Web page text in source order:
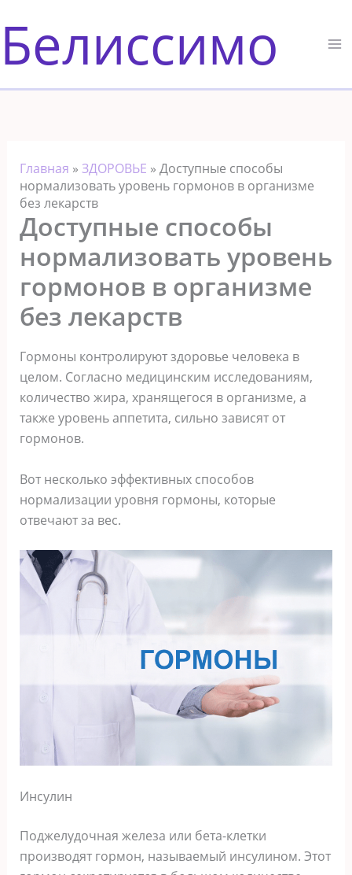
к
содержимому
Белиссимо
Главная » ЗДОРОВЬЕ » Доступные способы
нормализовать уровень гормонов в организме
без лекарств
Доступные способы
нормализовать уровень
гормонов в организме
без лекарств
Гормоны контролируют здоровье человека в
целом. Согласно медицинским исследованиям,
количество жира, хранящегося в организме, а
также уровень аппетита, сильно зависят от
гормонов.
Вот несколько эффективных способов
нормализации уровня гормоны, которые
отвечают за вес.
Инсулин
Поджелудочная железа или бета-клетки
производят гормон, называемый инсулином. Этот